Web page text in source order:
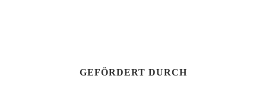
GEFÖRDERT DURCH